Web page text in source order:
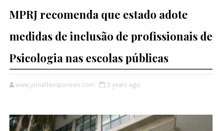
MPRJ recomenda que estado adote
medidas de inclusão de profissionais de
Psicologia nas escolas públicas
www.jornaltemponews.com 3 years ago